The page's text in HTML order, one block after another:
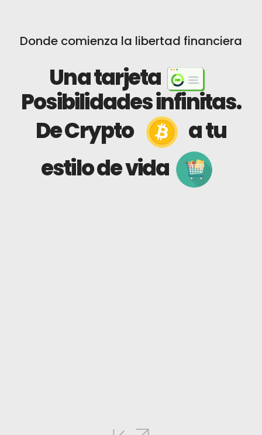
Donde comienza la libertad financiera
Una tarjeta
Posibilidades infinitas.
De Crypto
a tu
estilo de vida